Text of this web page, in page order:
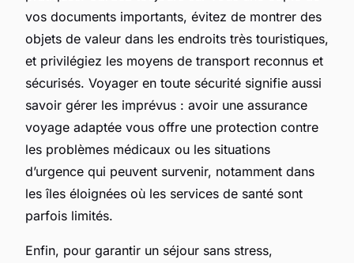
vos documents importants, évitez de montrer des
objets de valeur dans les endroits très touristiques,
et privilégiez les moyens de transport reconnus et
sécurisés. Voyager en toute sécurité signifie aussi
savoir gérer les imprévus : avoir une assurance
voyage adaptée vous offre une protection contre
les problèmes médicaux ou les situations
d’urgence qui peuvent survenir, notamment dans
les îles éloignées où les services de santé sont
parfois limités.
Enfin, pour garantir un séjour sans stress,